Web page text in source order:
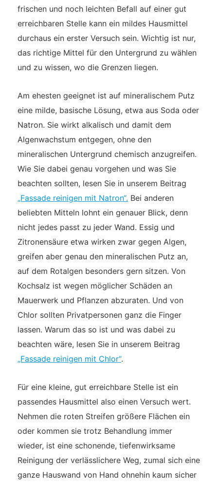
frischen und noch leichten Befall auf einer gut
erreichbaren Stelle kann ein mildes Hausmittel
durchaus ein erster Versuch sein. Wichtig ist nur,
das richtige Mittel für den Untergrund zu wählen
und zu wissen, wo die Grenzen liegen.
Am ehesten geeignet ist auf mineralischem Putz
eine milde, basische Lösung, etwa aus Soda oder
Natron. Sie wirkt alkalisch und damit dem
Algenwachstum entgegen, ohne den
mineralischen Untergrund chemisch anzugreifen.
Wie Sie dabei genau vorgehen und was Sie
beachten sollten, lesen Sie in unserem Beitrag
„Fassade reinigen mit Natron“. Bei anderen
beliebten Mitteln lohnt ein genauer Blick, denn
nicht jedes passt zu jeder Wand. Essig und
Zitronensäure etwa wirken zwar gegen Algen,
greifen aber genau den mineralischen Putz an,
auf dem Rotalgen besonders gern sitzen. Von
Kochsalz ist wegen möglicher Schäden an
Mauerwerk und Pflanzen abzuraten. Und von
Chlor sollten Privatpersonen ganz die Finger
lassen. Warum das so ist und was dabei zu
beachten wäre, lesen Sie in unserem Beitrag
„Fassade reinigen mit Chlor“.
Für eine kleine, gut erreichbare Stelle ist ein
passendes Hausmittel also einen Versuch wert.
Nehmen die roten Streifen größere Flächen ein
oder kommen sie trotz Behandlung immer
wieder, ist eine schonende, tiefenwirksame
Reinigung der verlässlichere Weg, zumal sich eine
ganze Hauswand von Hand ohnehin kaum sicher